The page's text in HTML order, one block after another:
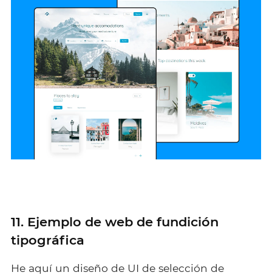
11. Ejemplo de web de fundición
tipográfica
He aquí un diseño de UI de selección de